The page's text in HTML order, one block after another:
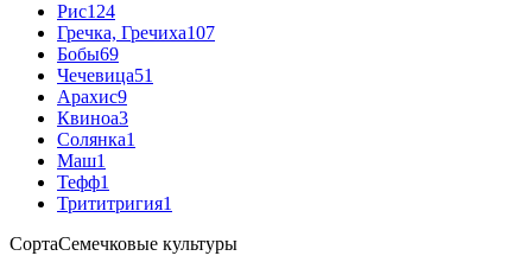
Рис124
Гречка, Гречиха107
Бобы69
Чечевица51
Арахис9
Квиноа3
Солянка1
Маш1
Тефф1
Трититригия1
СортаСемечковые культуры